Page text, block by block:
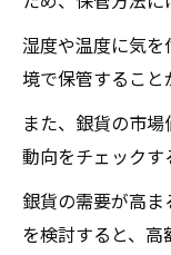
湿度や温度に気
境で保管すること
また、銀貨の市
動向をチェックす
銀貨の需要が高
を検討すると、高